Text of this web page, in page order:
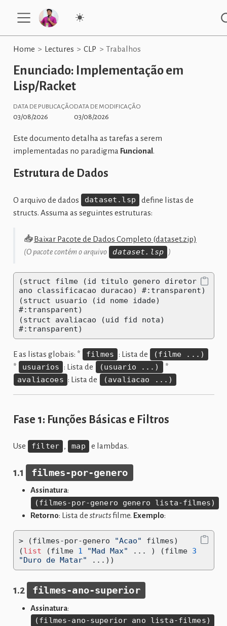
Home Lectures CLP Trabalhos
Enunciado: Implementação em
Lisp/Racket
DATA DE PUBLICAÇÃO
03/08/2026
DATA DE MODIFICAÇÃO
03/08/2026
Este documento detalha as tarefas a serem
implementadas no paradigma Funcional.
Estrutura de Dados
O arquivo de dados dataset.lsp
define listas de
structs. Assuma as seguintes estruturas:
📥Baixar Pacote de Dados Completo (dataset.zip)
(O pacote contém o arquivo
dataset.lsp )
(struct filme (id titulo genero diretor
ano classificacao duracao) #:transparent)
(struct usuario (id nome idade)
#:transparent)
(struct avaliacao (uid fid nota)
#:transparent)
E as listas globais: * filmes : Lista de (filme ...)
* usuarios : Lista de (usuario ...) *
avaliacoes : Lista de (avaliacao ...)
Fase 1: Funções Básicas e Filtros
Use filter , map e lambdas.
1.1 filmes-por-genero
Assinatura:
(filmes-por-genero genero lista-filmes)
Retorno: Lista de structsfilme. Exemplo:
> (filmes-por-genero "Acao" filmes)
(list (filme 1 "Mad Max" ... ) (filme 3
"Duro de Matar"
... ))
1.2 filmes-ano-superior
Assinatura:
(filmes-ano-superior ano lista-filmes)